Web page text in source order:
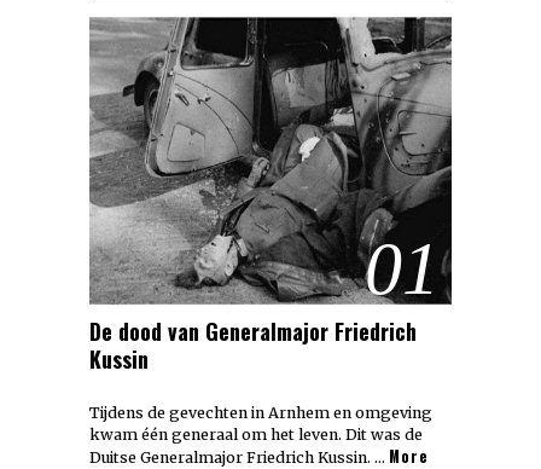
01
De dood van Generalmajor Friedrich
Kussin
Tijdens de gevechten in Arnhem en omgeving
kwam één generaal om het leven. Dit was de
Duitse Generalmajor Friedrich Kussin. … More